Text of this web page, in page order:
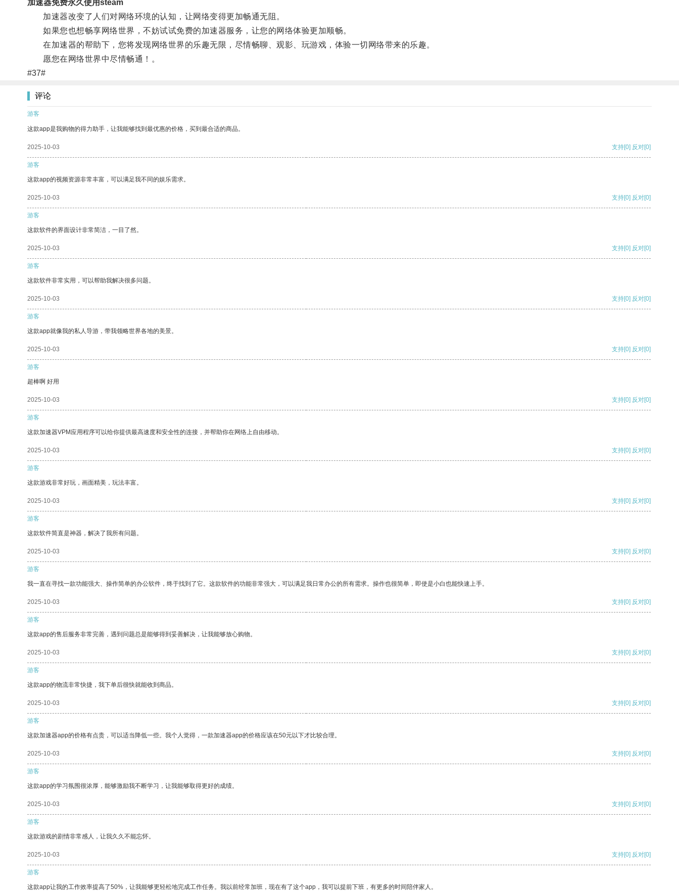
加速器免费永久使用steam
加速器改变了人们对网络环境的认知，让网络变得更加畅通无阻。
如果您也想畅享网络世界，不妨试试免费的加速器服务，让您的网络体验更加顺畅。
在加速器的帮助下，您将发现网络世界的乐趣无限，尽情畅聊、观影、玩游戏，体验一切网络带来的乐趣。
愿您在网络世界中尽情畅通！。
#37#
评论
游客
这款app是我购物的得力助手，让我能够找到最优惠的价格，买到最合适的商品。
2025-10-03 支持[0] 反对[0]
游客
这款app的视频资源非常丰富，可以满足我不同的娱乐需求。
2025-10-03 支持[0] 反对[0]
游客
这款软件的界面设计非常简洁，一目了然。
2025-10-03 支持[0] 反对[0]
游客
这款软件非常实用，可以帮助我解决很多问题。
2025-10-03 支持[0] 反对[0]
游客
这款app就像我的私人导游，带我领略世界各地的美景。
2025-10-03 支持[0] 反对[0]
游客
超棒啊 好用
2025-10-03 支持[0] 反对[0]
游客
这款加速器VPM应用程序可以给你提供最高速度和安全性的连接，并帮助你在网络上自由移动。
2025-10-03 支持[0] 反对[0]
游客
这款游戏非常好玩，画面精美，玩法丰富。
2025-10-03 支持[0] 反对[0]
游客
这款软件简直是神器，解决了我所有问题。
2025-10-03 支持[0] 反对[0]
游客
我一直在寻找一款功能强大、操作简单的办公软件，终于找到了它。这款软件的功能非常强大，可以满足我日常办公的所有需求。操作也很简单，即使是小白也能快速上手。
2025-10-03 支持[0] 反对[0]
游客
这款app的售后服务非常完善，遇到问题总是能够得到妥善解决，让我能够放心购物。
2025-10-03 支持[0] 反对[0]
游客
这款app的物流非常快捷，我下单后很快就能收到商品。
2025-10-03 支持[0] 反对[0]
游客
这款加速器app的价格有点贵，可以适当降低一些。我个人觉得，一款加速器app的价格应该在50元以下才比较合理。
2025-10-03 支持[0] 反对[0]
游客
这款app的学习氛围很浓厚，能够激励我不断学习，让我能够取得更好的成绩。
2025-10-03 支持[0] 反对[0]
游客
这款游戏的剧情非常感人，让我久久不能忘怀。
2025-10-03 支持[0] 反对[0]
游客
这款app让我的工作效率提高了50%，让我能够更轻松地完成工作任务。我以前经常加班，现在有了这个app，我可以提前下班，有更多的时间陪伴家人。